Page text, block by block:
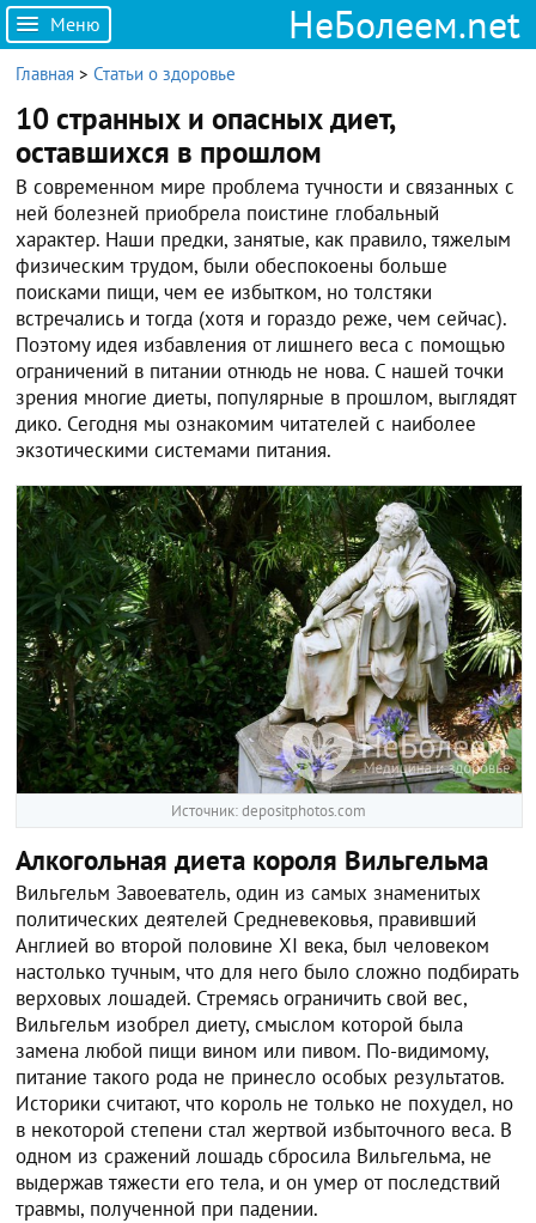
Меню НеБолеем.net
Главная >Статьи о здоровье
10 странных и опасных диет,
оставшихся в прошлом
В современном мире проблема тучности и связанных с
ней болезней приобрела поистине глобальный
характер. Наши предки, занятые, как правило, тяжелым
физическим трудом, были обеспокоены больше
поисками пищи, чем ее избытком, но толстяки
встречались и тогда (хотя и гораздо реже, чем сейчас).
Поэтому идея избавления от лишнего веса с помощью
ограничений в питании отнюдь не нова. С нашей точки
зрения многие диеты, популярные в прошлом, выглядят
дико. Сегодня мы ознакомим читателей с наиболее
экзотическими системами питания.
Источник: depositphotos.com
Алкогольная диета короля Вильгельма
Вильгельм Завоеватель, один из самых знаменитых
политических деятелей Средневековья, правивший
Англией во второй половине XI века, был человеком
настолько тучным, что для него было сложно подбирать
верховых лошадей. Стремясь ограничить свой вес,
Вильгельм изобрел диету, смыслом которой была
замена любой пищи вином или пивом. По-видимому,
питание такого рода не принесло особых результатов.
Историки считают, что король не только не похудел, но
в некоторой степени стал жертвой избыточного веса. В
одном из сражений лошадь сбросила Вильгельма, не
выдержав тяжести его тела, и он умер от последствий
травмы, полученной при падении.